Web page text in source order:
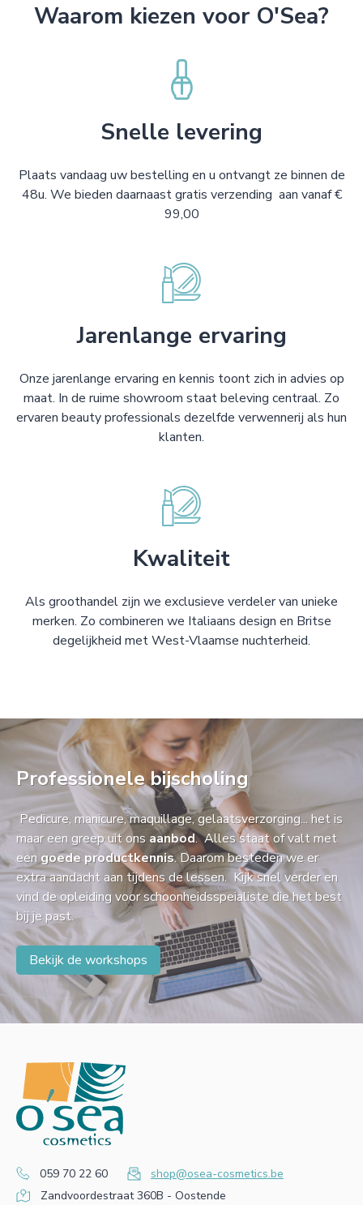
Waarom kiezen voor O'Sea?
Snelle levering
Plaats vandaag uw bestelling en u ontvangt ze binnen de
48u. We bieden daarnaast gratis verzending aan vanaf €
99,00
Jarenlange ervaring
Onze jarenlange ervaring en kennis toont zich in advies op
maat. In de ruime showroom staat beleving centraal. Zo
ervaren beauty professionals dezelfde verwennerij als hun
klanten.
Kwaliteit
Als groothandel zijn we exclusieve verdeler van unieke
merken. Zo combineren we Italiaans design en Britse
degelijkheid met West-Vlaamse nuchterheid.
Professionele bijscholing
Pedicure, manicure, maquillage, gelaatsverzorging... het is
maar een greep uit ons aanbod. Alles staat of valt met
eengoede productkennis. Daarom besteden we er
extra aandacht aan tijdens de lessen. Kijk snel verder en
vind de opleiding voor schoonheidsspeialiste die het best
bij je past.
Bekijk de workshops
059 70 22 60
shop@osea-cosmetics.be
Zandvoordestraat 360B - Oostende